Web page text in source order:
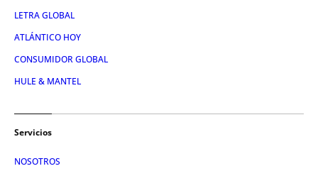
LETRA GLOBAL
ATLÁNTICO HOY
CONSUMIDOR GLOBAL
HULE & MANTEL
Servicios
NOSOTROS